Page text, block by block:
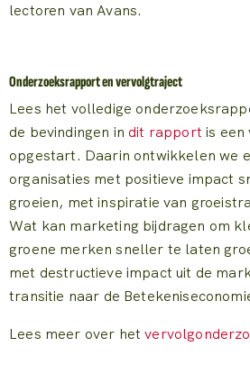
lectoren van Avans.
Onderzoeksrapport en vervolgtraject
Lees het volledige
de bevindingen in dit rapportis
opgestart. Daarin ontwikkelen we
organisaties met positieve impact
groeien, met inspiratie van
Wat kan marketing bijdragen om
groene merken sneller te laten
met destructieve impact uit de
transitie naar de
Lees meer over het